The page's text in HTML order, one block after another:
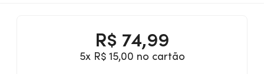
R$ 74,99
5x R$ 15,00 no cartão